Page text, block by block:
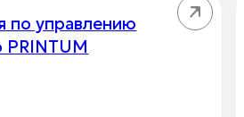
по управлению
PRINTUM